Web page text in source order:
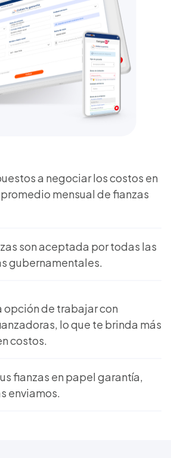
a negociar los costos en
mensual de fianzas
son aceptada por todas las
gubernamentales.
opción de trabajar con
lo que te brinda más
costos.
fianzas en papel garantía,
enviamos.